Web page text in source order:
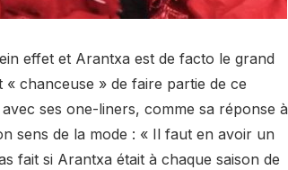
effet et Arantxa est de facto le grand
chanceuse » de faire partie de ce
ses one-liners, comme sa réponse à
sens de la mode : « Il faut en avoir un
fait si Arantxa était à chaque saison de